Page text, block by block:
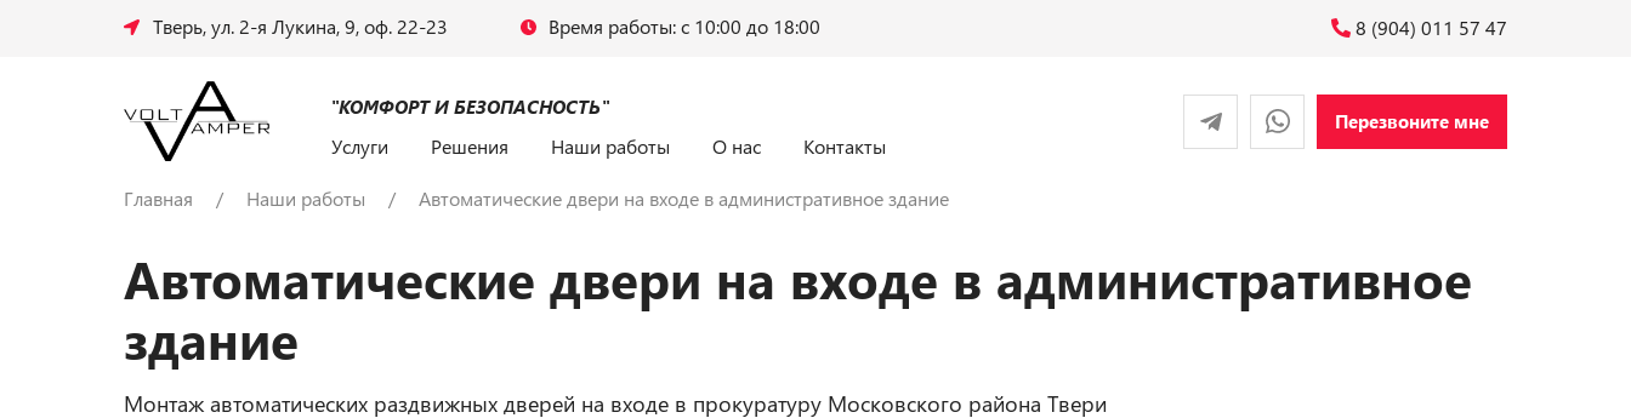
Тверь, ул. 2-я Лукина, 9, оф. 22-23 Время работы: c 10:00 до 18:00 8 (904) 011 57 47
"КОМФОРТ И БЕЗОПАСНОСТЬ"
Услуги
Решения Наши работы О нас Контакты
Перезвоните мне
Главная Наши работы Автоматические двери на входе в административное здание
Автоматические двери на входе в административное
здание
Монтаж автоматических раздвижных дверей на входе в прокуратуру Московского района Твери